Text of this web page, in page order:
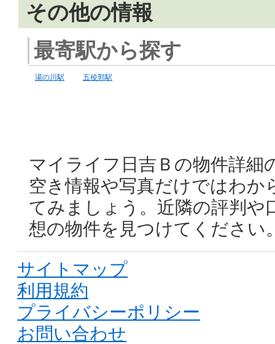
その他の情報
最寄駅から探す
湯の川駅 五稜郭駅
マイライフ日吉Ｂの物件詳細
空き情報や写真だけではわか
てみましょう。近隣の評判や
想の物件を見つけてください
サイトマップ
利用規約
プライバシーポリシー
お問い合わせ